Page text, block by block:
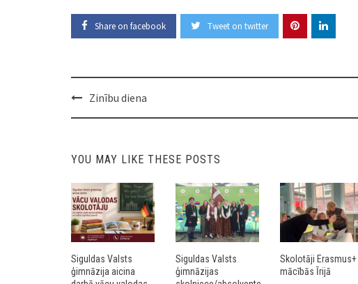
Share on facebook Tweet on twitter
PostZinību diena
YOU MAY LIKE THESE POSTS
Siguldas Valsts
ģimnāzija aicina
Siguldas Valsts
ģimnāzijas
Skolotāji Erasmus+
mācībās Īrijā